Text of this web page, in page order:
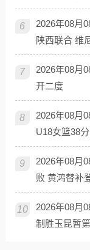
6
2026年08月
陕西联合 维
7
2026年08月
开二度
8
2026年08月
U18女篮38
9
2026年08月
败 黄鸿替补
10
2026年08月
制胜玉昆暂